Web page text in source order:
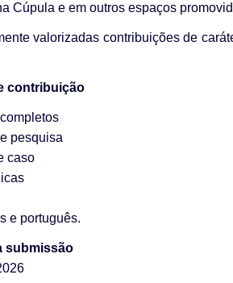
Cúpula e em outros espaços
valorizadas contribuições de
contribuição
pesquisa
caso
e português.
submissão